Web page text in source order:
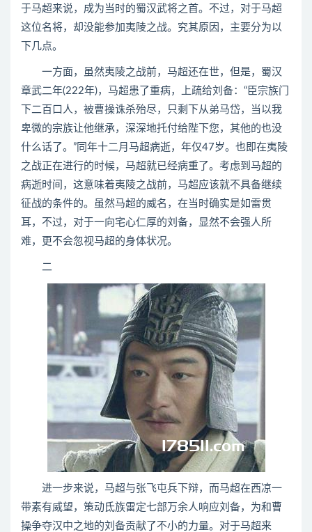
于马超来说，成为当时的蜀汉武将之首。不过，对于马超
这位名将，却没能参加夷陵之战。究其原因，主要分为以
下几点。
一方面，虽然夷陵之战前，马超还在世，但是，蜀汉
章武二年(222年)，马超患了重病，上疏给刘备：“臣宗族门
下二百口人，被曹操诛杀殆尽，只剩下从弟马岱，当以我
卑微的宗族让他继承，深深地托付给陛下您，其他的也没
什么话了。”同年十二月马超病逝，年仅47岁。也即在夷陵
之战正在进行的时候，马超就已经病重了。考虑到马超的
病逝时间，这意味着夷陵之战前，马超应该就不具备继续
征战的条件的。虽然马超的威名，在当时确实是如雷贯
耳，不过，对于一向宅心仁厚的刘备，显然不会强人所
难，更不会忽视马超的身体状况。
二
进一步来说，马超与张飞屯兵下辩，而马超在西凉一
带素有威望，策动氐族雷定七部万余人响应刘备，为和曹
操争夺汉中之地的刘备贡献了不小的力量。对于马超来